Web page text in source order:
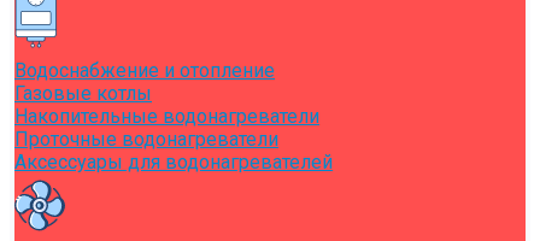
Водоснабжение и отопление
Газовые котлы
Накопительные водонагреватели
Проточные водонагреватели
Аксессуары для водонагревателей